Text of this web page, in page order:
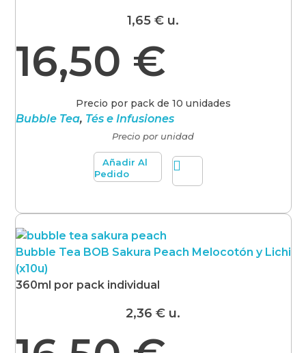
1,65 € u.
16,50 €
Precio por pack de 10 unidades
Bubble Tea, Tés e Infusiones
Precio por unidad
Añadir Al
Pedido
Bubble Tea BOB Sakura Peach Melocotón y Lichi
(x10u)
360ml por pack individual
2,36 € u.